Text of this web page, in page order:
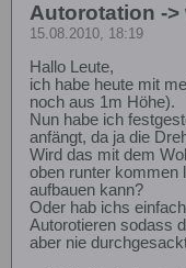
Autorotation ->
15.08.2010, 18:19
Hallo Leute,
ich habe heute mit
noch aus 1m Höhe).
Nun habe ich
anfängt, da ja die
Wird das mit dem
oben runter kommen
aufbauen kann?
Oder hab ichs
Autorotieren sodass
aber nie